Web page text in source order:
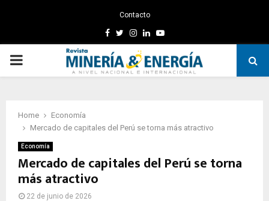
Contacto
Facebook
TwitterInstagram
LinkedinYoutube
PRIMARY
Home
Economía
Mercado de capitales del Perú se torna más atractivo
Economía
Mercado de capitales del Perú se torna
más atractivo
22 de junio de 2026